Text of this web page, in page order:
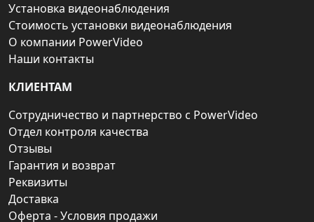
Установка видеонаблюдения
Стоимость установки видеонаблюдения
О компании PowerVideo
Наши контакты
КЛИЕНТАМ
Сотрудничество и партнерство с PowerVideo
Отдел контроля качества
Отзывы
Гарантия и возврат
Реквизиты
Доставка
Оферта - Условия продажи